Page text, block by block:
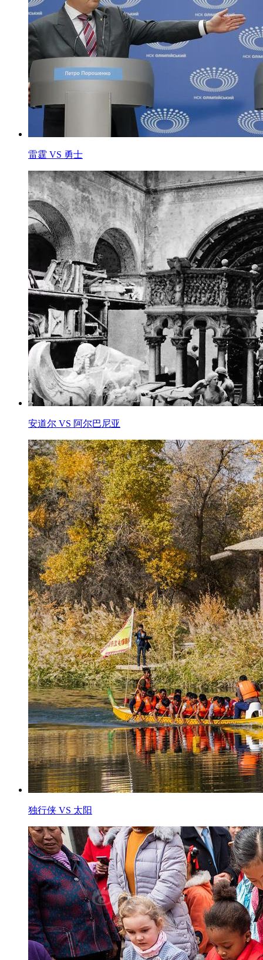
雷霆 VS 勇士
安道尔 VS 阿尔巴尼亚
独行侠 VS 太阳